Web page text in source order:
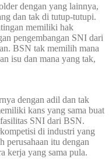
dengan yang lainnya,
dan tak di tutup-tutupi.
memiliki hak
pengembangan SNI dari
BSN tak memilih mana
isu dan mana yang tak,
dengan adil dan tak
kans yang sama buat
SNI dari BSN.
di industri yang
perusahaan itu dengan
kerja yang sama pula.